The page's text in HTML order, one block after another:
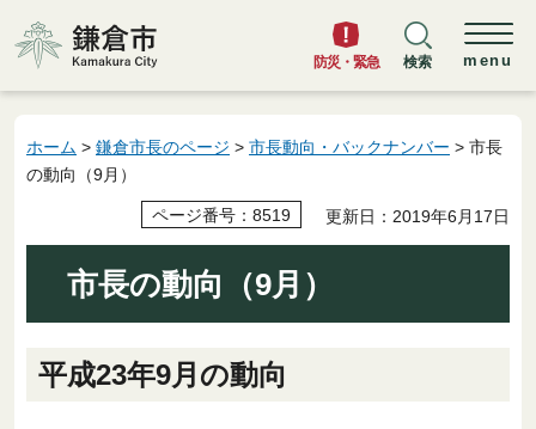
鎌倉市
防災・緊急 検索 menu
ホーム > 鎌倉市長のページ > 市長動向・バックナンバー > 市長
の動向（9月）
ページ番号：8519 更新日：2019年6月17日
市長の動向（9月）
平成23年9月の動向